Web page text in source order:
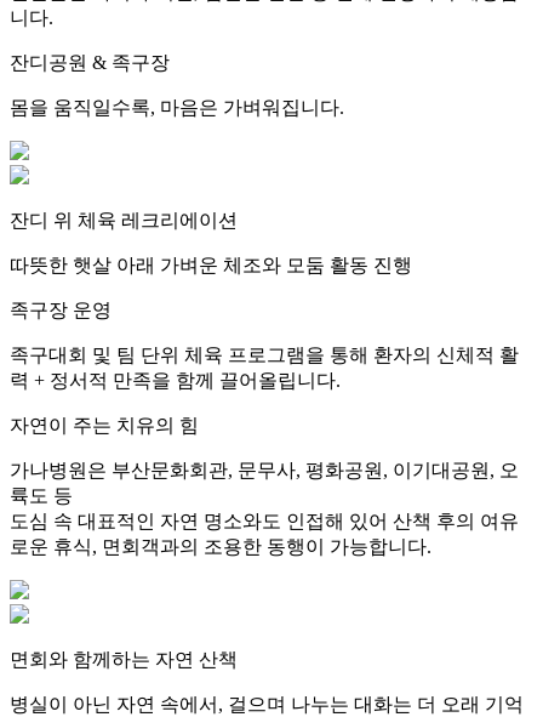
니다.
잔디공원 & 족구장
몸을 움직일수록, 마음은 가벼워집니다.
잔디 위 체육 레크리에이션
따뜻한 햇살 아래 가벼운 체조와 모둠 활동 진행
족구장 운영
족구대회 및 팀 단위 체육 프로그램을 통해 환자의 신체적 활
력 + 정서적 만족을 함께 끌어올립니다.
자연이 주는 치유의 힘
가나병원은 부산문화회관, 문무사, 평화공원, 이기대공원, 오
륙도 등
도심 속 대표적인 자연 명소와도 인접해 있어 산책 후의 여유
로운 휴식, 면회객과의 조용한 동행이 가능합니다.
면회와 함께하는 자연 산책
병실이 아닌 자연 속에서, 걸으며 나누는 대화는 더 오래 기억